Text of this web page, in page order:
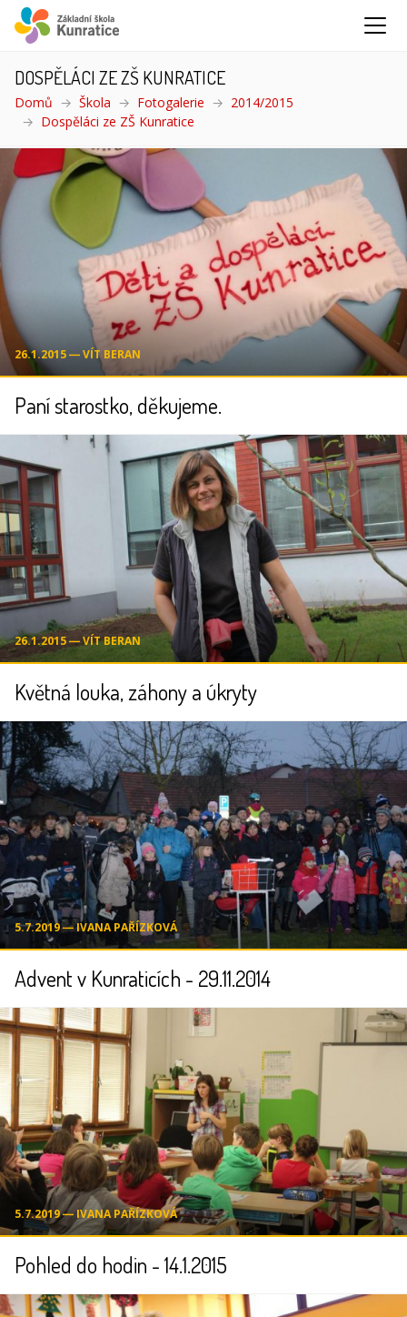
DOSPĚLÁCI ZE ZŠ KUNRATICE
Domů Škola Fotogalerie
2014/2015
Dospěláci ze ZŠ Kunratice
26.1.2015 ― VÍT BERAN
Paní starostko, děkujeme.
26.1.2015 ― VÍT BERAN
Květná louka, záhony a úkryty
5.7.2019 ― IVANA PAŘÍZKOVÁ
Advent v Kunraticích - 29.11.2014
5.7.2019 ― IVANA PAŘÍZKOVÁ
Pohled do hodin - 14.1.2015